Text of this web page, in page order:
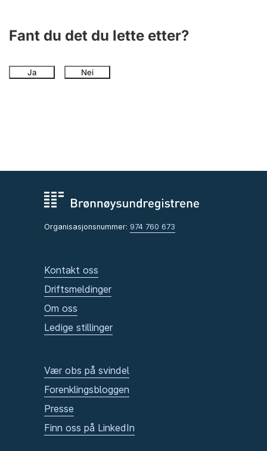
Fant du det du lette etter?
Ja Nei
Organisasjonsnummer: 974 760 673
Kontakt oss
Driftsmeldinger
Om oss
Ledige stillinger
Vær obs på svindel
Forenklingsbloggen
Presse
Finn oss på LinkedIn